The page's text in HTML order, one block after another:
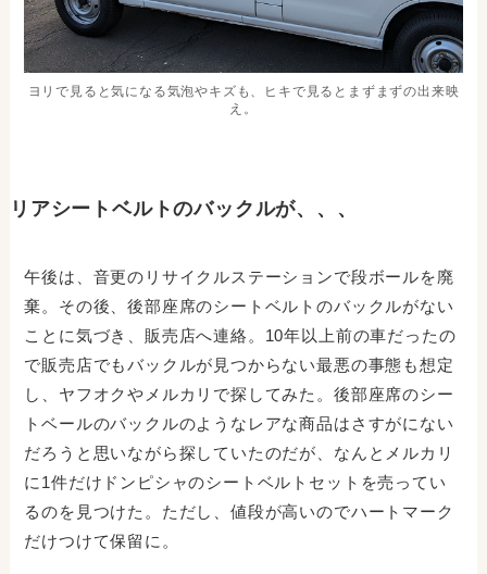
ヨリで見ると気になる気泡やキズも、ヒキで見るとまずまずの出来映
え。
リアシートベルトのバックルが、、、
午後は、音更のリサイクルステーションで段ボールを廃
棄。その後、後部座席のシートベルトのバックルがない
ことに気づき、販売店へ連絡。10年以上前の車だったの
で販売店でもバックルが見つからない最悪の事態も想定
し、ヤフオクやメルカリで探してみた。後部座席のシー
トベールのバックルのようなレアな商品はさすがにない
だろうと思いながら探していたのだが、なんとメルカリ
に1件だけドンピシャのシートベルトセットを売ってい
るのを見つけた。ただし、値段が高いのでハートマーク
だけつけて保留に。